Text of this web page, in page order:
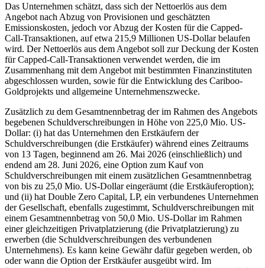
Das Unternehmen schätzt, dass sich der Nettoerlös aus dem
Angebot nach Abzug von Provisionen und geschätzten
Emissionskosten, jedoch vor Abzug der Kosten für die Capped-
Call-Transaktionen, auf etwa 215,9 Millionen US-Dollar belaufen
wird. Der Nettoerlös aus dem Angebot soll zur Deckung der Kosten
für Capped-Call-Transaktionen verwendet werden, die im
Zusammenhang mit dem Angebot mit bestimmten Finanzinstituten
abgeschlossen wurden, sowie für die Entwicklung des Cariboo-
Goldprojekts und allgemeine Unternehmenszwecke.
Zusätzlich zu dem Gesamtnennbetrag der im Rahmen des Angebots
begebenen Schuldverschreibungen in Höhe von 225,0 Mio. US-
Dollar: (i) hat das Unternehmen den Erstkäufern der
Schuldverschreibungen (die Erstkäufer) während eines Zeitraums
von 13 Tagen, beginnend am 26. Mai 2026 (einschließlich) und
endend am 28. Juni 2026, eine Option zum Kauf von
Schuldverschreibungen mit einem zusätzlichen Gesamtnennbetrag
von bis zu 25,0 Mio. US-Dollar eingeräumt (die Erstkäuferoption);
und (ii) hat Double Zero Capital, LP, ein verbundenes Unternehmen
der Gesellschaft, ebenfalls zugestimmt, Schuldverschreibungen mit
einem Gesamtnennbetrag von 50,0 Mio. US-Dollar im Rahmen
einer gleichzeitigen Privatplatzierung (die Privatplatzierung) zu
erwerben (die Schuldverschreibungen des verbundenen
Unternehmens). Es kann keine Gewähr dafür gegeben werden, ob
oder wann die Option der Erstkäufer ausgeübt wird. Im